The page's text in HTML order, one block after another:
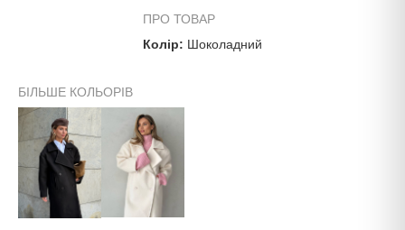
Напівобхвати:
груди
талія
низ
ПРО ТОВАР
Колір: Шоколадний
БІЛЬШЕ КОЛЬОРІВ